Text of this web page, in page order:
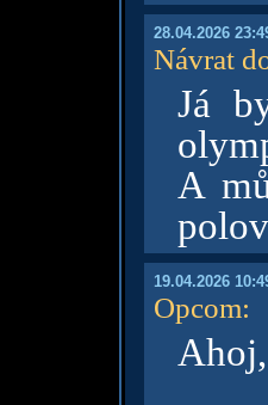
28.04.2026
Návrat
Já
A
19.04.2026
Opcom: